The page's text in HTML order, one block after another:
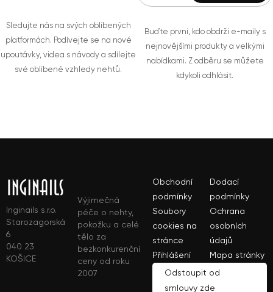
Sledujte nás na svých oblíbených
platformách. Podívejte se na nové
upoutávky, videa s návody a sdílejte
své oblíbené vzhledy nehtů.
Buďte první, kdo obdrží e-maily s
nejnovějšími produkty a velkými
nabídkami. Z odběru se můžete
kdykoli odhlásit.
Inginails s.r.o.
Starozagorská
6
040 23
KOŠICE
Výjimečná
péče o nehty,
pokožku a celé
tělo za
bezkonkurenční
ceny od roku
2007
Obchodní
podmínky
Dodací
podmínky
Soubory
cookies na
stránce
Ochrana
osobních
údajů
Přihlášení
Mapa stránky
Odstoupit od
smlouvy zde